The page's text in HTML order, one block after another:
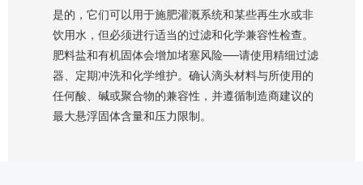
是的，它们可以用于施肥灌溉系统和某些再生水或非
饮用水，但必须进行适当的过滤和化学兼容性检查。
肥料盐和有机固体会增加堵塞风险——请使用精细过滤
器、定期冲洗和化学维护。确认滴头材料与所使用的
任何酸、碱或聚合物的兼容性，并遵循制造商建议的
最大悬浮固体含量和压力限制。